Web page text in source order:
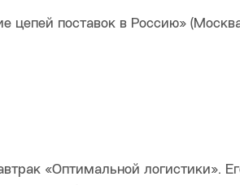
«Оптимальной логистики».